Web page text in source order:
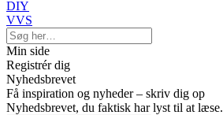
DIY
VVS
Min side
Registrér dig
Nyhedsbrevet
Få inspiration og nyheder – skriv dig op
Nyhedsbrevet, du faktisk har lyst til at læse.